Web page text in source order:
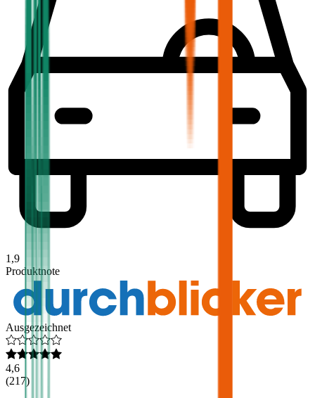
1,9
Produktnote
Ausgezeichnet
4,6
(217)